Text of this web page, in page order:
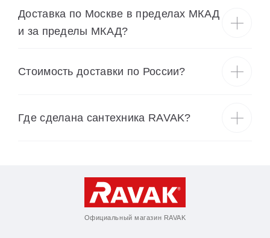
Доставка по Москве в пределах МКАД
и за пределы МКАД?
Cтоимость доставки по России?
Где сделана сантехника RAVAK?
Официальный магазин RAVAK